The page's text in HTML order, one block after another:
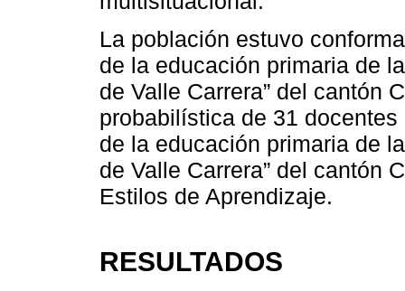
La población estuvo
de la educación primaria de
de Valle Carrera” del cantón
probabilística de 31
de la educación primaria de
de Valle Carrera” del cantón
Estilos de Aprendizaje.
RESULTADOS